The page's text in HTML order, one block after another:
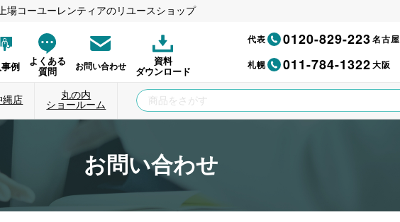
場コーユーレンティアのリユースショップ
例
よくある
質問
お問い合わせ
資料
ダウンロード
代表 0120-829-223名古屋
札幌 011-784-1322大阪
縄店
丸の内
ショールーム
お問い合わせ